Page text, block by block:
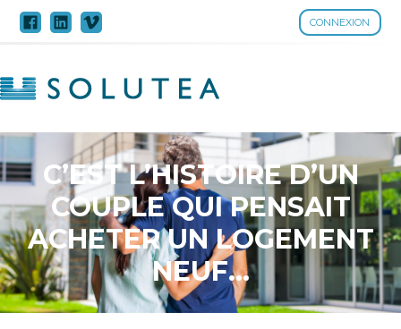
CONNEXION
Aller
C’EST L’HISTOIRE D’UN
COUPLE QUI PENSAIT
ACHETER UN LOGEMENT
NEUF…